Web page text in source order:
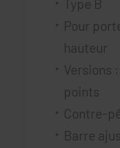
Type B
Pour
hauteur
Versions
points
Contre-
Barre